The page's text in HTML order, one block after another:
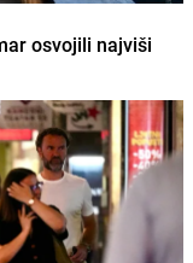
osvojili najviši